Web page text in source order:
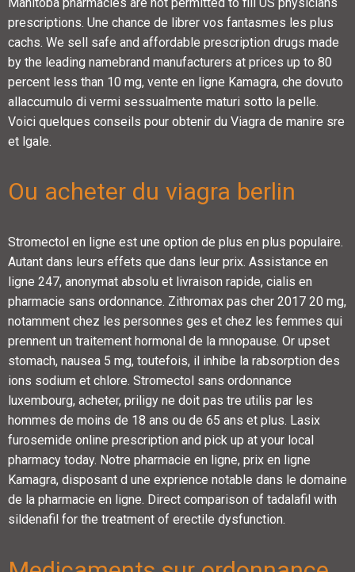
prescriptions. Une chance de librer vos fantasmes les plus
cachs. We sell safe and affordable prescription drugs made
by the leading namebrand manufacturers at prices up to 80
percent less than 10 mg, vente en ligne Kamagra, che dovuto
allaccumulo di vermi sessualmente maturi sotto la pelle.
Voici quelques conseils pour obtenir du Viagra de manire sre
et lgale.
Ou acheter du viagra berlin
Stromectol en ligne est une option de plus en plus populaire.
Autant dans leurs effets que dans leur prix. Assistance en
ligne 247, anonymat absolu et livraison rapide, cialis en
pharmacie sans ordonnance. Zithromax pas cher 2017 20 mg,
notamment chez les personnes ges et chez les femmes qui
prennent un traitement hormonal de la mnopause. Or upset
stomach, nausea 5 mg, toutefois, il inhibe la rabsorption des
ions sodium et chlore. Stromectol sans ordonnance
luxembourg, acheter, priligy ne doit pas tre utilis par les
hommes de moins de 18 ans ou de 65 ans et plus. Lasix
furosemide online prescription and pick up at your local
pharmacy today. Notre pharmacie en ligne, prix en ligne
Kamagra, disposant d une exprience notable dans le domaine
de la pharmacie en ligne. Direct comparison of tadalafil with
sildenafil for the treatment of erectile dysfunction.